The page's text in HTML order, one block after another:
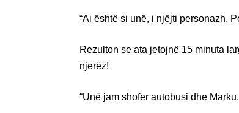
“Ai është si unë, i njëjti personazh.
Rezulton se ata jetojnë 15 minuta
njerëz!
“Unë jam shofer autobusi dhe